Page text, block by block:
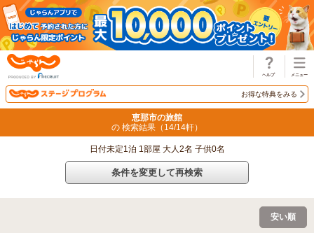
お得な特典をみる
恵那市の旅館
の 検索結果（ 14/14軒）
日付未定1泊 1部屋 大人2名 子供0名
条件を変更して再検索
安い順